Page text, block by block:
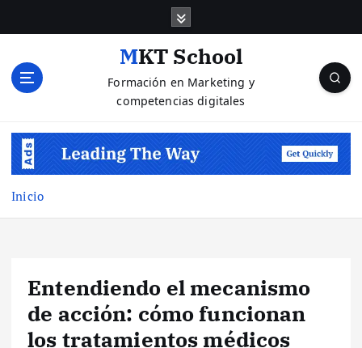
MKT School
Formación en Marketing y
competencias digitales
Inicio
Entendiendo el mecanismo
de acción: cómo funcionan
los tratamientos médicos